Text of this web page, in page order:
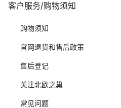
客户服务/购物须知
购物须知
官网退货和售后政策
售后登记
关注北欧之巢
常见问题